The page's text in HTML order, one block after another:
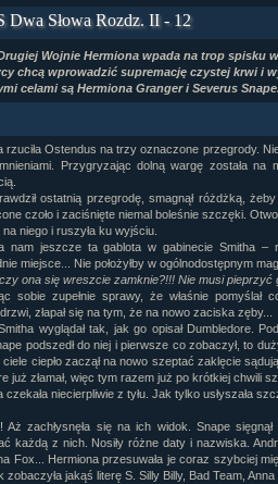
8 cz.2...
8 cz.1...
Dwa Słowa Rozdz. II - 12
Wojnie Hermiona wpada na trop spisku
chcą wprowadzić supremację czystej krwi i
celami są Hermiona Granger i Severus
rzuciła Ostendus na trzy oznaczone przegrody.
Przygryzając dolną wargę została na
ostatnią przegrodę, smagnął różdżką,
czoło i zaciśnięte niemal boleśnie szczęki.
na niego i ruszyła ku wyjściu.
nam jeszcze ta gablota w gabinecie Smitha –
miejsce... Nie położyłby w ogólnodostępnym
ona się wreszcie zamknie?!!! Nie musi pieprzyć
sobie zupełnie sprawy, że właśnie pomyślał
złapał się na tym, że na nowo zaciska zęby...
wyglądał tak, jak go opisał Dumbledore.
podszedł do niej i pierwsze co zobaczył, to
ciele ciepło zaczął na nowo szeptać zaklęcie
już złamał, więc tym razem już po krótkiej chwili
czekała niecierpliwie z tyłu. Jak tylko usłyszała
Aż zachłysnęła się na ich widok. Snape
każdą z nich. Nosiły różne daty i nazwiska.
Fox... Hermiona przesuwała je coraz szybciej
zobaczyła jakąś literę S. Silly Billy, Bad Team, Anna